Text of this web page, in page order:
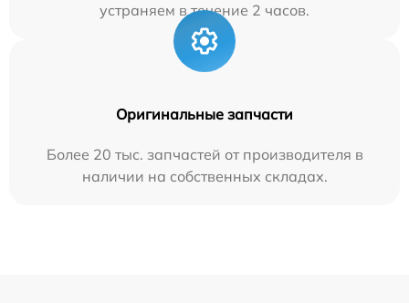
устраняем в течение 2 часов.
Оригинальные запчасти
Более 20 тыс. запчастей от производителя в
наличии на собственных складах.